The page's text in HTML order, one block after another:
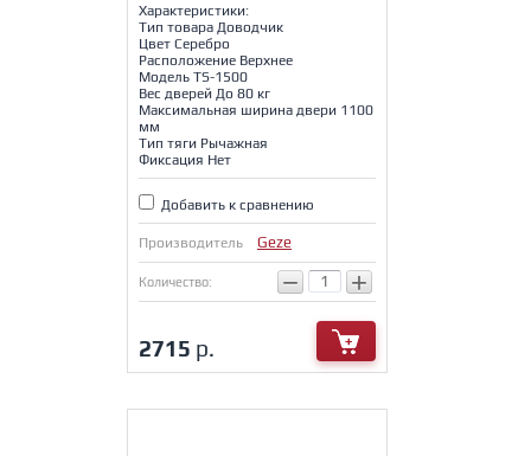
Характеристики:
Тип товара Доводчик
Цвет Серебро
Расположение Верхнее
Модель TS-1500
Вес дверей До 80 кг
Максимальная ширина двери 1100
мм
Тип тяги Рычажная
Фиксация Нет
Добавить к сравнению
Производитель Geze
Количество: − +
2715 р.